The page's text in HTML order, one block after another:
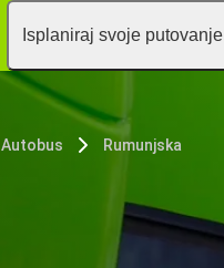
Isplaniraj svoje putovanje
Autobus Rumunjska